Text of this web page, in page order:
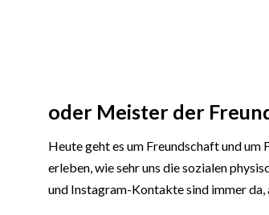
oder Meister der
Heute geht es um Freundschaft und
erleben, wie sehr uns die sozialen
und Instagram-Kontakte sind immer